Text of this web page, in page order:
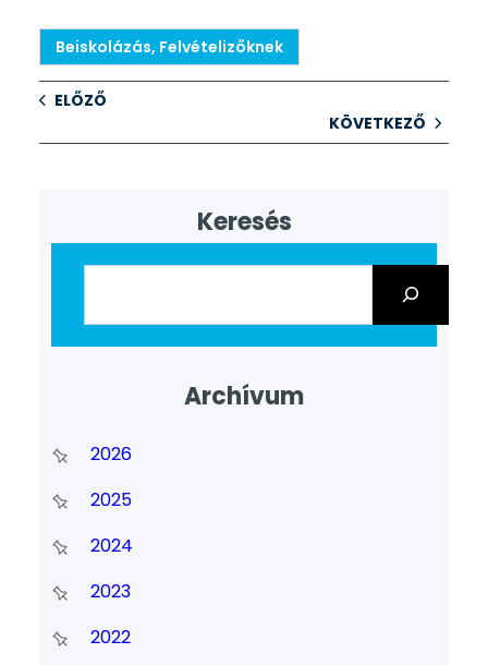
Beiskolázás, Felvételizőknek
ELŐZŐ
KÖVETKEZŐ
Keresés
Archívum
2026
2025
2024
2023
2022